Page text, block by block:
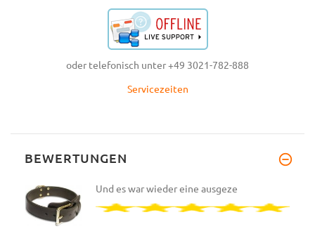
oder telefonisch unter +49 3021-782-888
Servicezeiten
BEWERTUNGEN
Und es war wieder eine ausgeze